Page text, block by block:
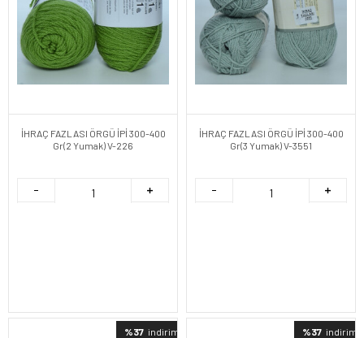
İHRAÇ FAZLASI ÖRGÜ İPİ 300-400
Gr(2 Yumak) V-226
İHRAÇ FAZLASI ÖRGÜ İPİ 300-400
Gr(3 Yumak) V-3551
%37 indirimli %37 indirimli